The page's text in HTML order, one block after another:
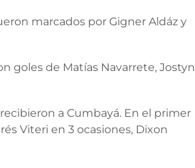
marcados por Gigner Aldáz y
goles de Matías Navarrete, Jostyn
a Cumbayá. En el primer
Viteri en 3 ocasiones, Dixon